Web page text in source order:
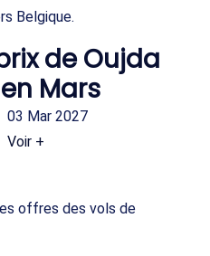
Belgique.
de Oujda
Mars
03 Mar 2027
Voir +
offres des vols de